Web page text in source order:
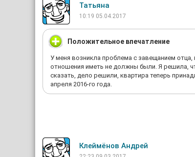
Татьяна
10:19 05.04.2017
Положительное впечатление
У меня возникла проблема с завещанием
отношения иметь не должны были. Я решила,
сказать, дело решили, квартира теперь
апреля 2016-го года.
Клеймёнов Андрей